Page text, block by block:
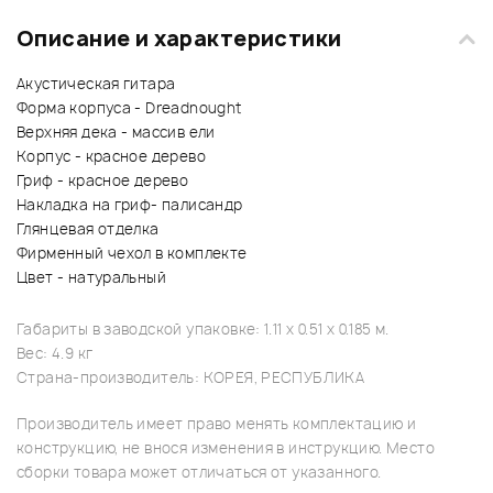
Описание и характеристики
Акустическая гитара
Форма корпуса - Dreadnought
Верхняя дека - массив ели
Корпус - красное дерево
Гриф - красное дерево
Накладка на гриф- палисандр
Глянцевая отделка
Фирменный чехол в комплекте
Цвет - натуральный
Габариты в заводской упаковке: 1.11 x 0.51 x 0.185 м.
Вес: 4.9 кг
Страна-производитель: КОРЕЯ, РЕСПУБЛИКА
Производитель имеет право менять комплектацию и
конструкцию, не внося изменения в инструкцию. Место
сборки товара может отличаться от указанного.